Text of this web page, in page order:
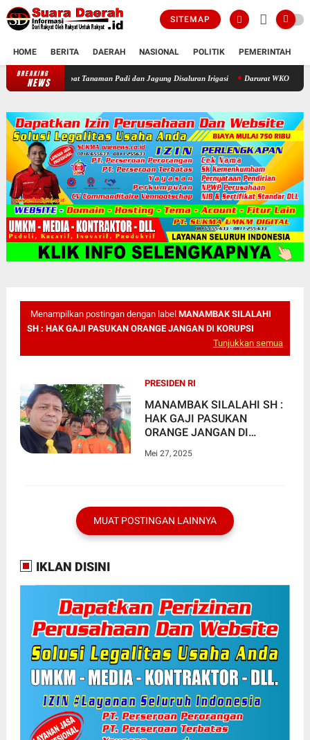
SITEMAP
HOME BERITA DAERAH NASIONAL POLITIK PEMERINTAH
BREAKING
NEWS
Petani Rela Babat Tanaman Padi dan Jagung Disaluran Irigasi Darurat WKO! Invasi
Menampilkan postingan dengan label MANAMBAK SILALAHI
SH : HAK GAJI PASUKAN ORANGE JANGAN DI KORUPSI
Tunjukkan semua
PRESIDEN RI
MANAMBAK SILALAHI SH :
HAK GAJI PASUKAN
ORANGE JANGAN DI
HADIR MEMENUHI
Mei 27, 2025
MUAT POSTINGAN LAINNYA
IKLAN DISINI